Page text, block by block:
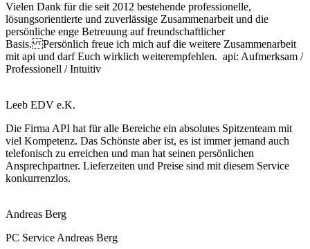
Vielen Dank für die seit 2012 bestehende professionelle,
lösungsorientierte und zuverlässige Zusammenarbeit und die
persönliche enge Betreuung auf freundschaftlicher
Basis. Persönlich freue ich mich auf die weitere Zusammenarbeit
mit api und darf Euch wirklich weiterempfehlen. api: Aufmerksam /
Professionell / Intuitiv
Leeb EDV e.K.
Die Firma API hat für alle Bereiche ein absolutes Spitzenteam mit
viel Kompetenz. Das Schönste aber ist, es ist immer jemand auch
telefonisch zu erreichen und man hat seinen persönlichen
Ansprechpartner. Lieferzeiten und Preise sind mit diesem Service
konkurrenzlos.
Andreas Berg
PC Service Andreas Berg